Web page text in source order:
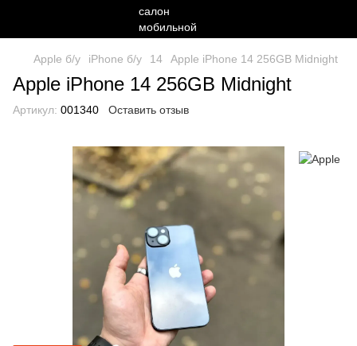
Apple б/у iPhone б/у 14 Apple iPhone 14 256GB Midnight
Apple iPhone 14 256GB Midnight
Артикул: 001340 Оставить отзыв